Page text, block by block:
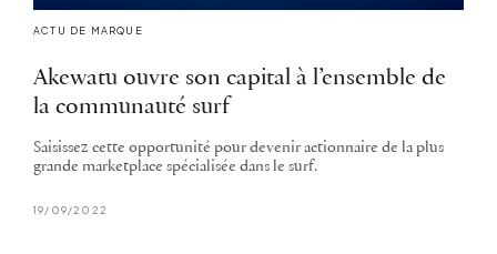
ACTU DE MARQUE
Akewatu ouvre son capital à l’ensemble de
la communauté surf
Saisissez cette opportunité pour devenir actionnaire de la plus
grande marketplace spécialisée dans le surf.
19/09/2022